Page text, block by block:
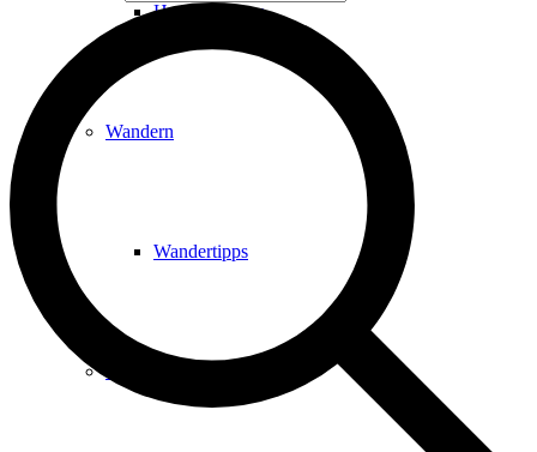
Hardtbergturm
Wandern
Wandertipps